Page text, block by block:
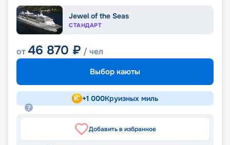
Jewel of the Seas
СТАНДАРТ
от46 870 ₽ / чел
Выбор каюты
+1 000Круизных миль
Добавить в избранное